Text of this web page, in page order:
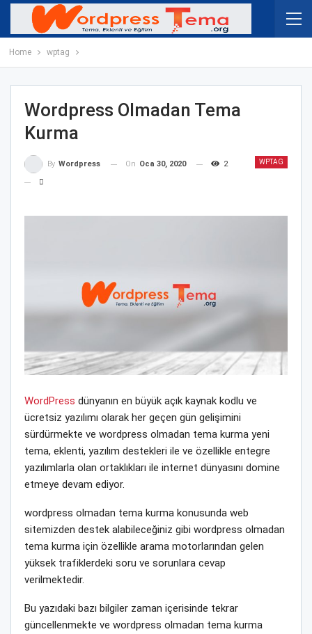
Home wptag
Wordpress Olmadan Tema
Kurma
WPTAG
By Wordpress On Oca 30, 2020 2
WordPress dünyanın en büyük açık kaynak kodlu ve
ücretsiz yazılımı olarak her geçen gün gelişimini
sürdürmekte ve wordpress olmadan tema kurma yeni
tema, eklenti, yazılım destekleri ile ve özellikle entegre
yazılımlarla olan ortaklıkları ile internet dünyasını domine
etmeye devam ediyor.
wordpress olmadan tema kurma konusunda web
sitemizden destek alabileceğiniz gibi wordpress olmadan
tema kurma için özellikle arama motorlarından gelen
yüksek trafiklerdeki soru ve sorunlara cevap
verilmektedir.
Bu yazıdaki bazı bilgiler zaman içerisinde tekrar
güncellenmekte ve wordpress olmadan tema kurma